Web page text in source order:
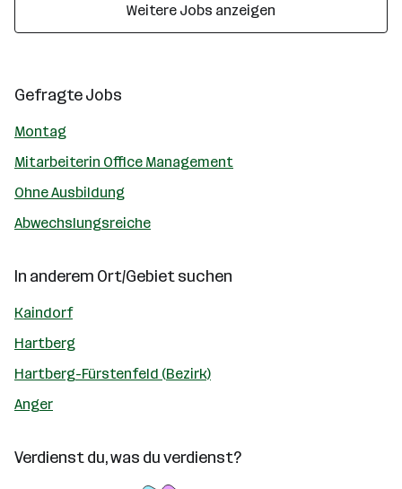
Weitere Jobs anzeigen
Gefragte Jobs
Montag
Mitarbeiterin Office Management
Ohne Ausbildung
Abwechslungsreiche
In anderem Ort/Gebiet suchen
Kaindorf
Hartberg
Hartberg-Fürstenfeld (Bezirk)
Anger
Verdienst du, was du verdienst?